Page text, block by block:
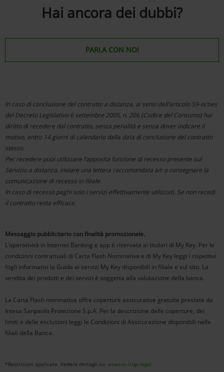
Hai ancora dei dubbi?
PARLA CON NOI
In caso di conclusione del contratto a distanza, ai sensi dell’articolo 59-octies
del Decreto Legislativo 6 settembre 2005, n. 206 (Codice del Consumo) hai
diritto di recedere dal contratto, senza penalità e senza dover indicare il
motivo, entro 14 giorni di calendario dalla data di conclusione del contratto
stesso.
Per recedere puoi utilizzare l’apposita funzione di recesso presente sul
Servizio a distanza, inviare una lettera raccomandata a/r o consegnare la
comunicazione di recesso in filiale.
In caso di recesso paghi solo i servizi effettivamente utilizzati. Se non recedi
il contratto resta efficace.
Messaggio pubblicitario con finalità promozionale.
L’operatività in Internet Banking e app è riservata ai titolari di My Key. Per le
condizioni contrattuali di Carta Flash Nominativa e di My Key leggi i rispettivi
fogli informativi la Guida ai servizi My Key disponibili in filiale e sul sito. La
vendita dei prodotti e dei servizi è soggetta alla valutazione della banca.
La Carta Flash nominativa offre coperture assicurative gratuite prestate da
Intesa Sanpaolo Protezione S.p.A. Per la descrizione delle coperture, dei
limiti e delle esclusioni leggi le Condizioni di Assicurazione disponibili nelle
filiali della Banca.
*Restrizioni applicate. Vedere dettagli su: amazon.it/gc-legal.